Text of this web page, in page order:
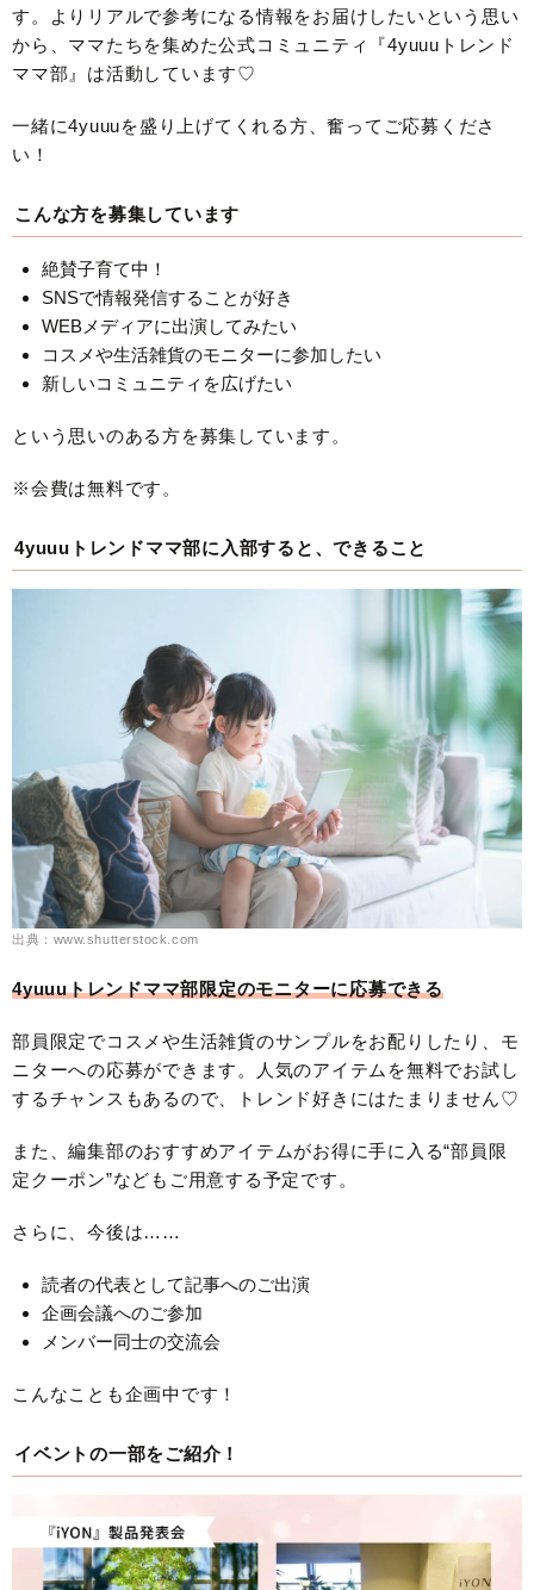
す。よりリアルで参考になる情報をお届けしたいという思い
から、ママたちを集めた公式コミュニティ『4yuuuトレンド
ママ部』は活動しています♡
一緒に4yuuuを盛り上げてくれる方、奮ってご応募くださ
い！
こんな方を募集しています
絶賛子育て中！
SNSで情報発信することが好き
WEBメディアに出演してみたい
コスメや生活雑貨のモニターに参加したい
新しいコミュニティを広げたい
という思いのある方を募集しています。
※会費は無料です。
4yuuuトレンドママ部に入部すると、できること
出典：www.shutterstock.com
4yuuuトレンドママ部限定のモニターに応募できる
部員限定でコスメや生活雑貨のサンプルをお配りしたり、モ
ニターへの応募ができます。人気のアイテムを無料でお試し
するチャンスもあるので、トレンド好きにはたまりません♡
また、編集部のおすすめアイテムがお得に手に入る“部員限
定クーポン”などもご用意する予定です。
さらに、今後は……
読者の代表として記事へのご出演
企画会議へのご参加
メンバー同士の交流会
こんなことも企画中です！
イベントの一部をご紹介！